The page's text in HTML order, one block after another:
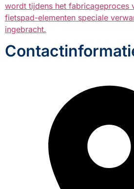
wordt tijdens het fabricageproces
fietspad-elementen speciale
ingebracht.